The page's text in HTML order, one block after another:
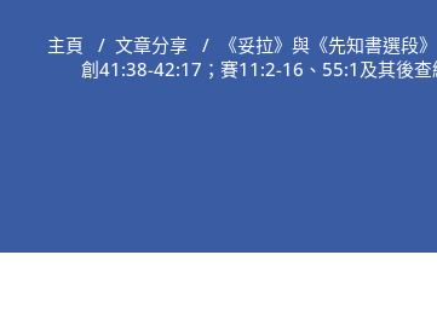
主頁 / 文章分享 / 《妥拉》與《先知書選段
創41:38-42:17；賽11:2-16、55:1及其後